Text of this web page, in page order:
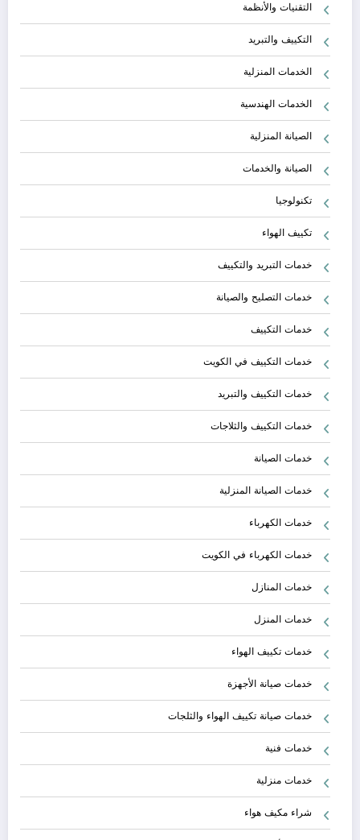
التقنيات والأنظمة
التكييف والتبريد
الخدمات المنزلية
الخدمات الهندسية
الصيانة المنزلية
الصيانة والخدمات
تكنولوجيا
تكييف الهواء
خدمات التبريد والتكييف
خدمات التصليح والصيانة
خدمات التكييف
خدمات التكييف في الكويت
خدمات التكييف والتبريد
خدمات التكييف والثلاجات
خدمات الصيانة
خدمات الصيانة المنزلية
خدمات الكهرباء
خدمات الكهرباء في الكويت
خدمات المنازل
خدمات المنزل
خدمات تكييف الهواء
خدمات صيانة الأجهزة
خدمات صيانة تكييف الهواء والثلجات
خدمات فنية
خدمات منزلية
شراء مكيف هواء